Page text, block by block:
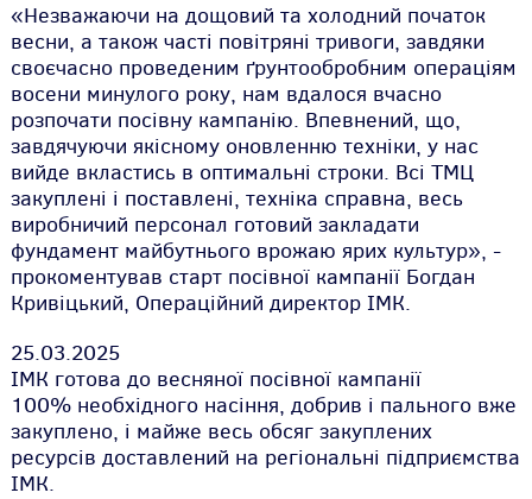
«Незважаючи на дощовий та холодний початок
весни, а також часті повітряні тривоги, завдяки
своєчасно проведеним ґрунтообробним операціям
восени минулого року, нам вдалося вчасно
розпочати посівну кампанію. Впевнений, що,
завдячуючи якісному оновленню техніки, у нас
вийде вкластись в оптимальні строки. Всі ТМЦ
закуплені і поставлені, техніка справна, весь
виробничий персонал готовий закладати
фундамент майбутнього врожаю ярих культур», -
прокоментував старт посівної кампанії Богдан
Кривіцький, Операційний директор ІМК.
25.03.2025
ІМК готова до весняної посівної кампанії
100% необхідного насіння, добрив і пального вже
закуплено, і майже весь обсяг закуплених
ресурсів доставлений на регіональні підприємства
ІМК.